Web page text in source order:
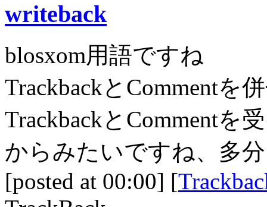
writeback
blosxom用語ですね
TrackbackとCommentを
TrackbackとCommentを
からみたいですね、多分
[posted at 00:00] [